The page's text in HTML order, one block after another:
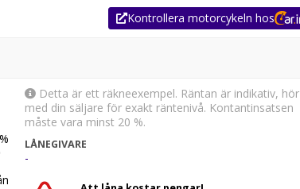
Kontrollera motorcykeln hos
%
Detta är ett räkneexempel. Räntan är indikativ, hör
med din säljare för exakt räntenivå. Kontantinsatsen
måste vara minst 20 %.
LÅNEGIVARE
-